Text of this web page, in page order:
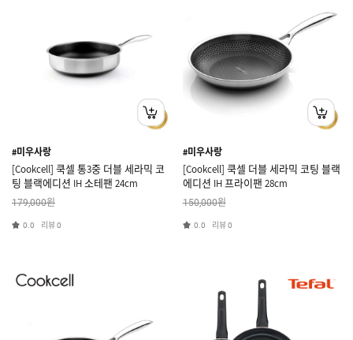
#미우사랑
[Cookcell] 쿡셀 통3중 더블 세라믹 코
팅 블랙에디션 IH 소테팬 24cm
179,000원
0.0 리뷰0
#미우사랑
[Cookcell] 쿡셀 더블 세라믹 코팅 블랙
에디션 IH 프라이팬 28cm
150,000원
0.0 리뷰0